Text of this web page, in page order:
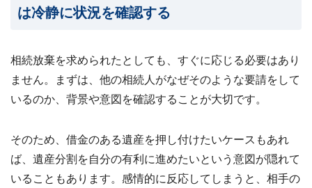
は冷静に状況を確認する
相続放棄を求められたとしても、すぐに応じる必要はあり
ません。まずは、他の相続人がなぜそのような要請をして
いるのか、背景や意図を確認することが大切です。
そのため、借金のある遺産を押し付けたいケースもあれ
ば、遺産分割を自分の有利に進めたいという意図が隠れて
いることもあります。感情的に反応してしまうと、相手の